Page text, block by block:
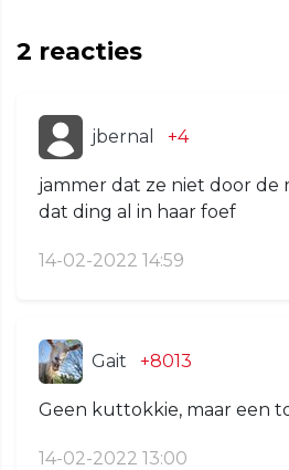
2 reacties
jbernal +4
jammer dat ze niet door
dat ding al in haar foef
14-02-2022 14:59
Gait +8013
Geen kuttokkie, maar een
14-02-2022 13:00